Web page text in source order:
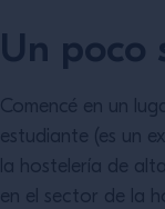
Un poco
Comencé en un
estudiante (es un
la hostelería de
en el sector de la